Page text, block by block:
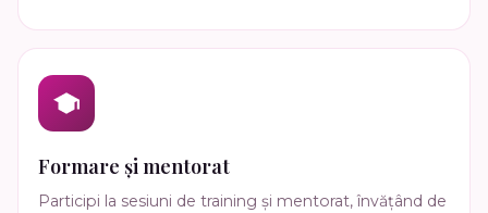
Formare și mentorat
Participi la sesiuni de training și mentorat, învățând de